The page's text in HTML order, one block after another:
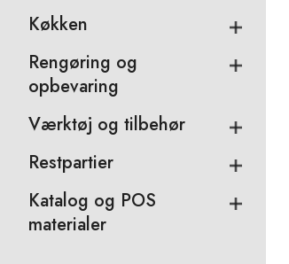
Køkken
Rengøring og
opbevaring
Værktøj og tilbehør
Restpartier
Katalog og POS
materialer